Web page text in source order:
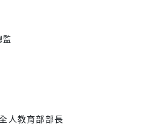
監
人教育部部長